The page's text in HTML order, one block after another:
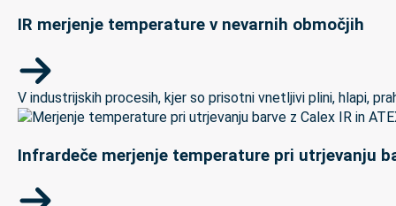
IR merjenje temperature v nevarnih območjih
V industrijskih procesih, kjer so prisotni vnetljivi plini, hlapi,
Infrardeče merjenje temperature pri utrjevanju